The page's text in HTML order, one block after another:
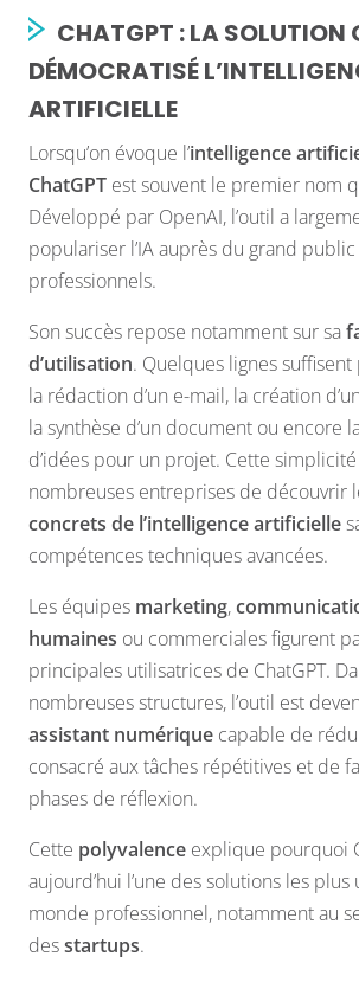
CHATGPT : LA SOLUTION
DÉMOCRATISÉ
ARTIFICIELLE
Lorsqu’on évoque l’intelligence
ChatGPT est souvent le premier nom
Développé par OpenAI, l’outil a
populariser l’IA auprès du grand
professionnels.
Son succès repose notamment sur sa
d’utilisation. Quelques lignes
la rédaction d’un e-mail, la création
la synthèse d’un document ou encore
d’idées pour un projet. Cette
nombreuses entreprises de découvrir
concrets de l’intelligence artificielle
compétences techniques avancées.
Les équipes marketing,
humaines ou commerciales figurent
principales utilisatrices de ChatGPT.
nombreuses structures, l’outil est
assistant numérique capable de
consacré aux tâches répétitives et de
phases de réflexion.
Cette polyvalence explique pourquoi
aujourd’hui l’une des solutions les
monde professionnel, notamment au
desstartups.